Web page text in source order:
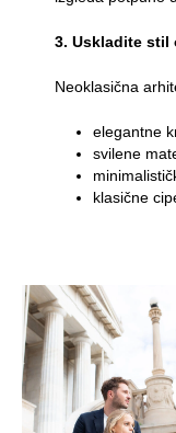
3. Uskladite stil
Neoklasična
elegantne
svilene
klasične